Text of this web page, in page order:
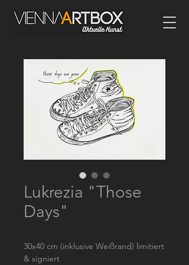
Lukrezia "Those
Days"
30x40 cm (inklusive Weißrand) limitiert
& signiert